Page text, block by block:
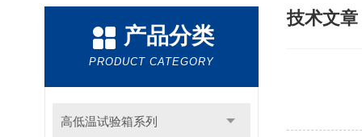
产品分类
PRODUCT CATEGORY
高低温试验箱系列
技术文章